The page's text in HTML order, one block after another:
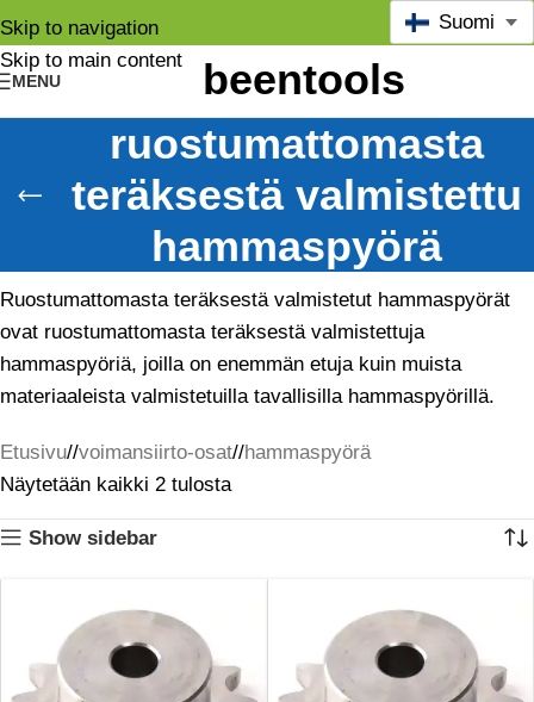
Skip to navigation
Skip to main content
MENU
Suomi
ruostumattomasta
teräksestä valmistettu
hammaspyörä
Ruostumattomasta teräksestä valmistetut hammaspyörät
ovat ruostumattomasta teräksestä valmistettuja
hammaspyöriä, joilla on enemmän etuja kuin muista
materiaaleista valmistetuilla tavallisilla hammaspyörillä.
Etusivu/ voimansiirto-osat/ hammaspyörä
Näytetään kaikki 2 tulosta
Show sidebar